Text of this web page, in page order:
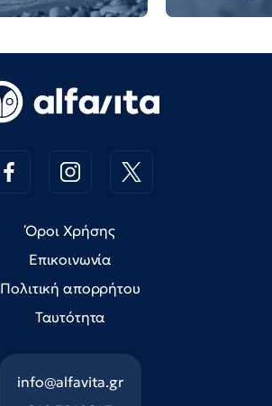
Όροι Χρήσης
Επικοινωνία
Πολιτική απορρήτου
Ταυτότητα
info@alfavita.gr